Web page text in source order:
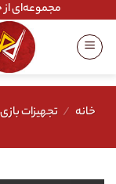
content
مجموعه‌ای از
خانه / تجهیزات